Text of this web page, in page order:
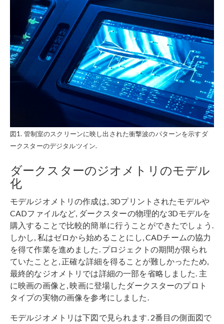
図1. 管制室のスクリーンに映し出された衝撃波のパターンを示すダ
ークスターのデジタルツイン.
ダークスターのジオメトリのモデル
化
モデルジオメトリの作成は, 3Dプリントされたモデルや
CADファイルなど, ダークスターの物理的な3Dモデルを
購入することで比較的簡単に行うことができたでしょう.
しかし, 私はゼロから始めることにし, CADチームの協力
を得て作業を進めました. プロジェクトの期間が限られ
ていたことと, 正確な詳細を得ることが難しかったため,
最終的なジオメトリでは詳細の一部を省略しました. 主
に映画の画像と, 映画に登場したダークスターのプロト
タイプの実物の画像を参考にしました.
モデルジオメトリは下図で見られます. 2番目の側面図で